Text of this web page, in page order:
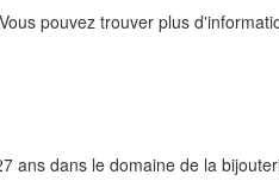
pouvez trouver plus
ans dans le domaine de la